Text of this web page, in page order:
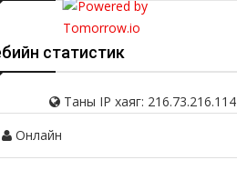
статистик
Таны IP хаяг: 216.73.216.114
Онлайн